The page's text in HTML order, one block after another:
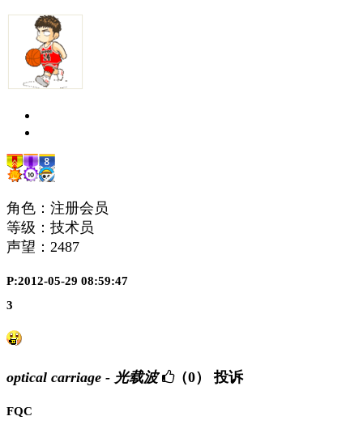
角色：注册会员
等级：技术员
声望： 2487
P:2012-05-29 08:59:47
3
optical carriage - 光载波 （0） 投诉
FQC